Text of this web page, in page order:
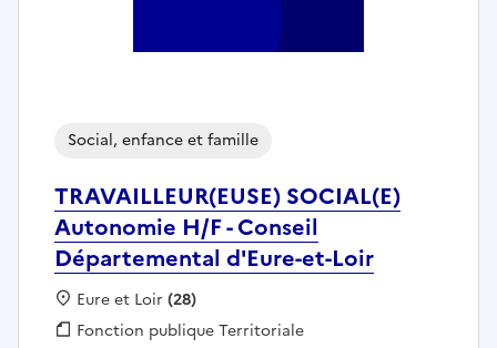
TRAVAILLEUR(EUSE) SOCIAL(E)
Autonomie H/F - Conseil
Départemental d'Eure-et-Loir
Social, enfance et famille
Localisation :
Eure et Loir (28)
Fonction publique :
Fonction publique Territoriale